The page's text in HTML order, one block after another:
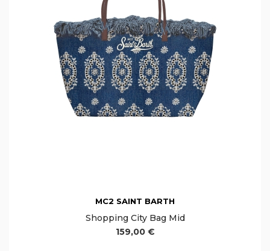
MC2 SAINT BARTH
Shopping City Bag Mid
159,00 €